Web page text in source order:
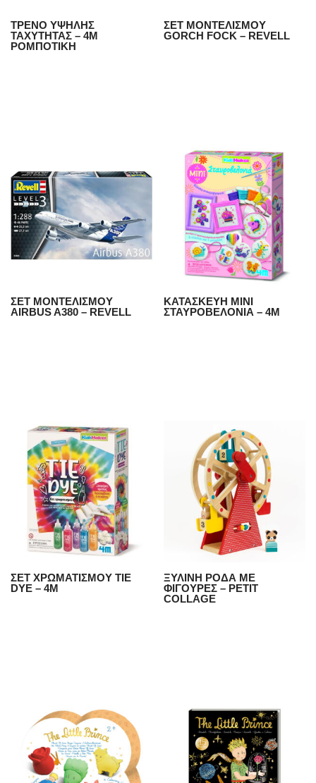
ΤΡΕΝΟ ΥΨΗΛΗΣ
ΤΑΧΥΤΗΤΑΣ – 4Μ
ΡΟΜΠΟΤΙΚΗ
ΣΕΤ ΜΟΝΤΕΛΙΣΜΟΥ
GORCH FOCK – REVELL
ΣΕΤ ΜΟΝΤΕΛΙΣΜΟΥ
AIRBUS A380 – REVELL
ΚΑΤΑΣΚΕΥΗ ΜΙΝΙ
ΣΤΑΥΡΟΒΕΛΟΝΙΑ – 4Μ
ΣΕΤ ΧΡΩΜΑΤΙΣΜΟΥ TIE
DYE – 4Μ
ΞΥΛΙΝΗ ΡΟΔΑ ΜΕ
ΦΙΓΟΥΡΕΣ – PETIT
COLLAGE